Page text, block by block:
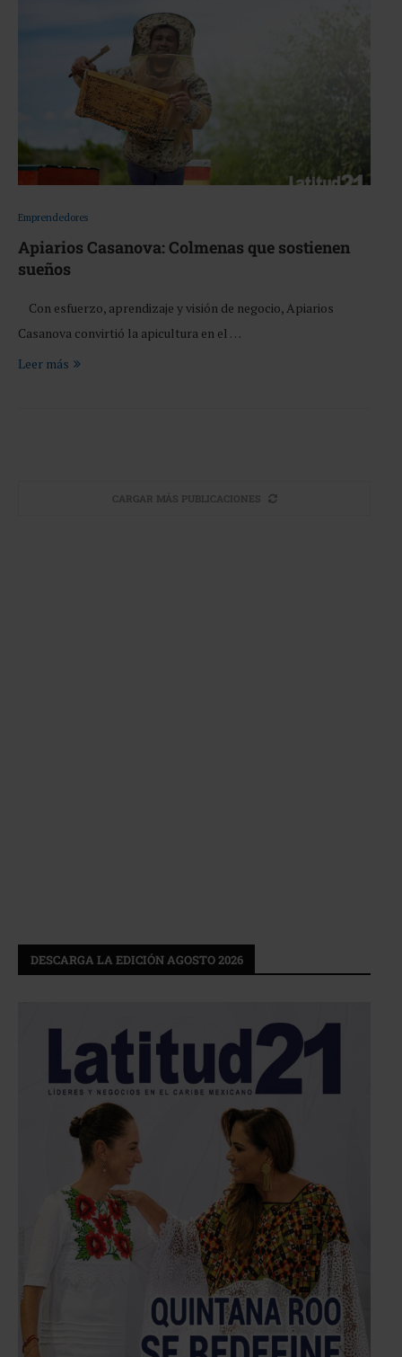
Emprendedores
Apiarios Casanova: Colmenas que sostienen
sueños
Con esfuerzo, aprendizaje y visión de negocio, Apiarios
Casanova convirtió la apicultura en el …
Leer más
CARGAR MÁS PUBLICACIONES
DESCARGA LA EDICIÓN AGOSTO 2026